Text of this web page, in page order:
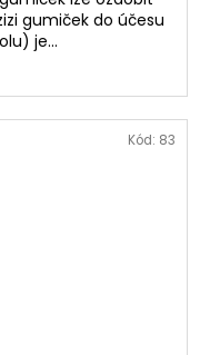
gumiček do účesu
je...
Kód: 83